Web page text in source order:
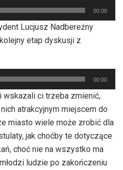
00:00
Lucjusz Nadbereżny
etap dyskusji z
00:00
ci trzeba zmienić,
atrakcyjnym miejscem do
miasto wiele może zrobić dla
jak choćby te dotyczące
choć nie na wszystko ma
ludzie po zakończeniu